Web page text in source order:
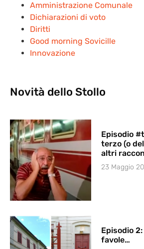
Amministrazione Comunale
Dichiarazioni di voto
Diritti
Good morning Sovicille
Innovazione
Novità dello Stollo
Episodio
terzo (o
altri
23 Maggio
Episodio
favole…